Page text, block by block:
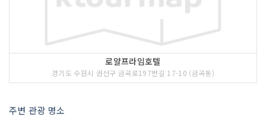
로얄프라임호텔
경기도 수원시 권선구 금곡로197번길 17-10 (금곡동)
주변 관광 명소